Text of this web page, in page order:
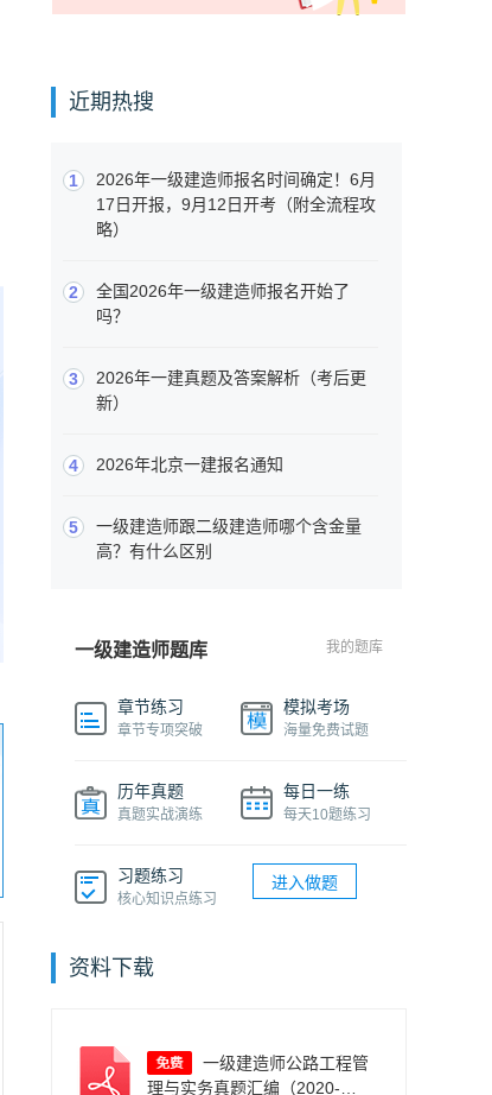
近期热搜
1
2026年一级建造师报名时间确定！6月
17日开报，9月12日开考（附全流程攻
略）
2
全国2026年一级建造师报名开始了
吗？
3
2026年一建真题及答案解析（考后更
新）
4 2026年北京一建报名通知
5
一级建造师跟二级建造师哪个含金量
高？有什么区别
一级建造师题库 我的题库
章节练习
章节专项突破
模拟考场
海量免费试题
历年真题
真题实战演练
每日一练
每天10题练习
习题练习
核心知识点练习
进入做题
资料下载
理与实务真题汇编（2020-